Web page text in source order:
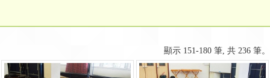
顯示 151-180 筆, 共 236 筆。